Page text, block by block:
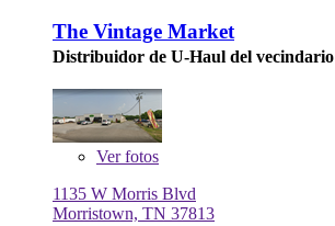
The Vintage Market
Distribuidor de U-Haul del vecindario
Verfotos
1135 W Morris Blvd
Morristown, TN 37813